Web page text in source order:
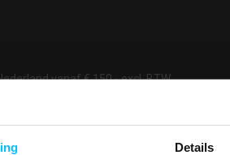
Details
vanaf € 150,- excl. BTW